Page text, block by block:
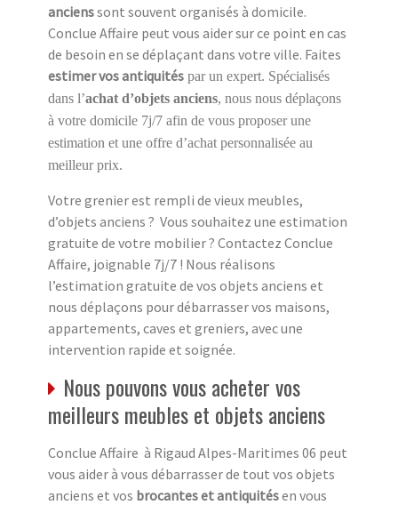
ancienssont souvent organisés à domicile.
Conclue Affaire peut vous aider sur ce point en cas
de besoin en se déplaçant dans votre ville. Faites
estimer vos antiquités par un expert. Spécialisés
dans l’achat d’objets anciens, nous nous déplaçons
à votre domicile 7j/7 afin de vous proposer une
estimation et une offre d’achat personnalisée au
meilleur prix.
Votre grenier est rempli de vieux meubles,
d’objets anciens ? Vous souhaitez une estimation
gratuite de votre mobilier ? Contactez Conclue
Affaire, joignable 7j/7 ! Nous réalisons
l’estimation gratuite de vos objets anciens et
nous déplaçons pour débarrasser vos maisons,
appartements, caves et greniers, avec une
intervention rapide et soignée.
Nous pouvons vous acheter vos
meilleurs meubles et objets anciens
Conclue Affaire à Rigaud Alpes-Maritimes 06 peut
vous aider à vous débarrasser de tout vos objets
anciens et vos brocantes et antiquitésen vous